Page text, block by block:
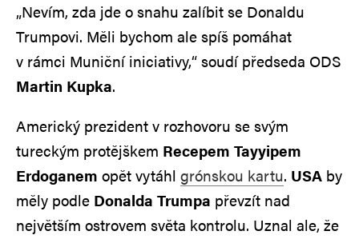
„Nevím, zda jde o snahu zalíbit se Donaldu
Trumpovi. Měli bychom ale spíš pomáhat
v rámci Muniční iniciativy,“ soudí předseda ODS
Martin Kupka.
Americký prezident v rozhovoru se svým
tureckým protějškem Recepem Tayyipem
Erdoganem opět vytáhl grónskou kartu. USA by
měly podle Donalda Trumpa převzít nad
největším ostrovem světa kontrolu. Uznal ale, že